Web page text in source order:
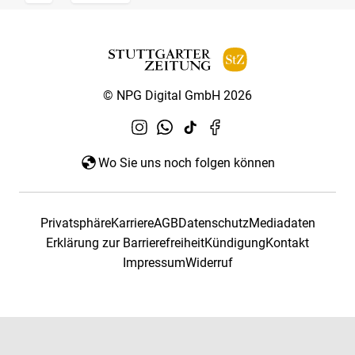
© NPG Digital GmbH 2026
Wo Sie uns noch folgen können
PrivatsphäreKarriereAGBDatenschutzMediadaten
Erklärung zur BarrierefreiheitKündigungKontakt
ImpressumWiderruf